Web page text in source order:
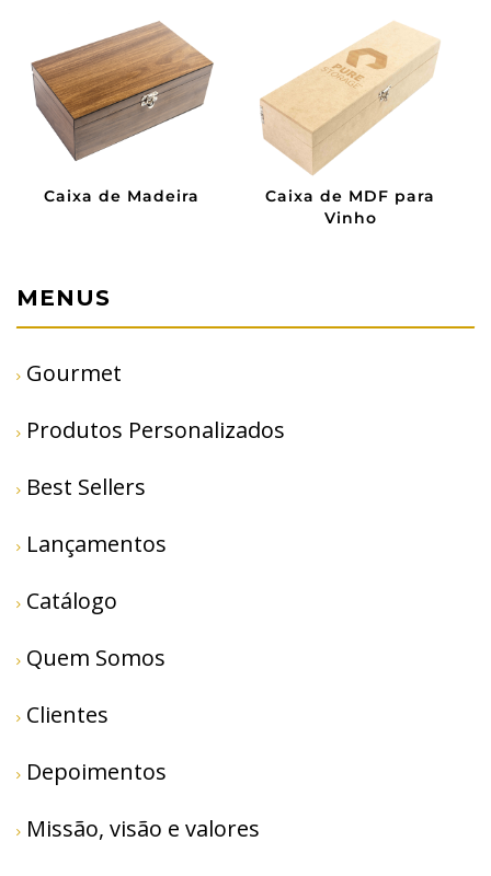
Caixa de Madeira
Caixa de MDF para
Vinho
MENUS
Gourmet
Produtos Personalizados
Best Sellers
Lançamentos
Catálogo
Quem Somos
Clientes
Depoimentos
Missão, visão e valores